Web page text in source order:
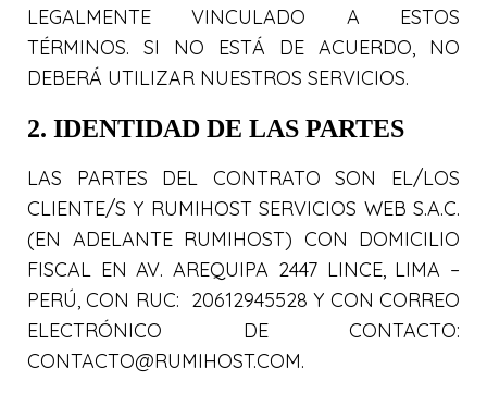
LEGALMENTE VINCULADO A ESTOS
TÉRMINOS. SI NO ESTÁ DE ACUERDO, NO
DEBERÁ UTILIZAR NUESTROS SERVICIOS.
2. IDENTIDAD DE LAS PARTES
LAS PARTES DEL CONTRATO SON EL/LOS
CLIENTE/S Y RUMIHOST SERVICIOS WEB S.A.C.
(EN ADELANTE RUMIHOST) CON DOMICILIO
FISCAL EN AV. AREQUIPA 2447 LINCE, LIMA –
PERÚ, CON RUC: 20612945528 Y CON CORREO
ELECTRÓNICO DE CONTACTO:
CONTACTO@RUMIHOST.COM.